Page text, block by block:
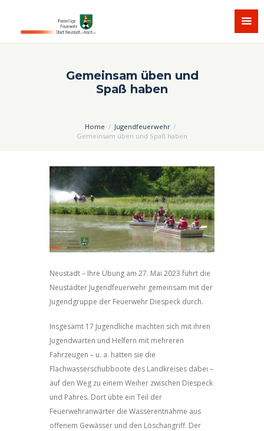
Gemeinsam üben und
Spaß haben
Home
Jugendfeuerwehr
Gemeinsam üben und Spaß haben
Neustadt – Ihre Übung am 27. Mai 2023 führt die
Neustädter Jugendfeuerwehr gemeinsam mit der
Jugendgruppe der Feuerwehr Diespeck durch.
Insgesamt 17 Jugendliche machten sich mit ihren
Jugendwarten und Helfern mit mehreren
Fahrzeugen – u. a. hatten sie die
Flachwasserschubboote des Landkreises dabei –
auf den Weg zu einem Weiher zwischen Diespeck
und Pahres. Dort übte ein Teil der
Feuerwehranwärter die Wasserentnahme aus
offenem Gewässer und den Löschangriff. Der